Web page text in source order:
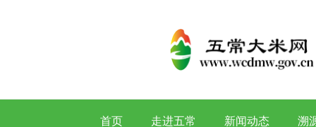
首页 走进五常 新闻动态 溯